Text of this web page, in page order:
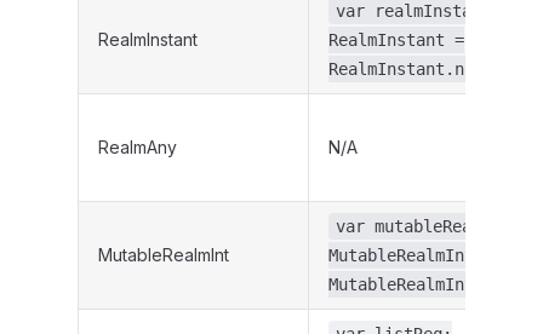
RealmInstant
var realmInstantReq:
RealmInstant =
RealmInstant.now()
RealmAny N/A
MutableRealmInt
var
MutableRealmInt =